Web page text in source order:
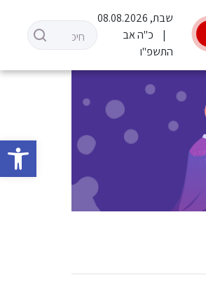
פתח
שבת, 08.08.2026
כ"ה אב
התשפ"ו